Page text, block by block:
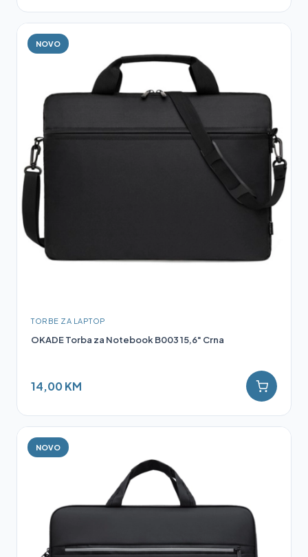
NOVO
TORBE ZA LAPTOP
OKADE Torba za Notebook B003 15,6" Crna
14,00 KM
NOVO